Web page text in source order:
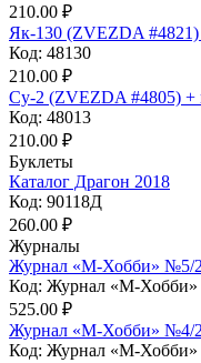
210.00 ₽
Як-130 (ZVEZDA
Код: 48130
210.00 ₽
Су-2 (ZVEZDA #4805) +
Код: 48013
210.00 ₽
Буклеты
Каталог Драгон 2018
Код: 90118Д
260.00 ₽
Журналы
Журнал «М-Хобби» №5/
Код: Журнал «М-
525.00 ₽
Журнал «М-Хобби» №4/
Код: Журнал «М-Хобби»